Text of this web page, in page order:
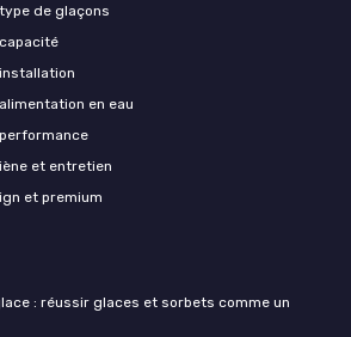
de glaçons
en eau
et entretien
et premium
: réussir glaces et sorbets comme un